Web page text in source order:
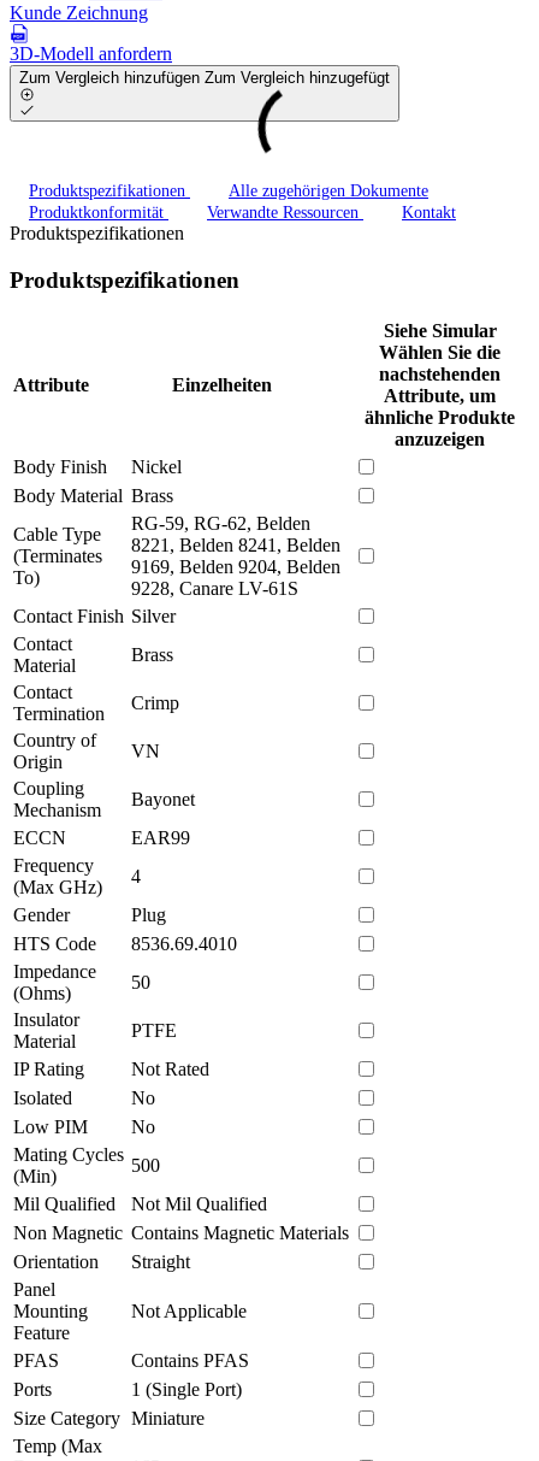
Kunde Zeichnung
3D-Modell anfordern
Zum Vergleich hinzufügen Zum Vergleich hinzugefügt
Produktspezifikationen
Alle zugehörigen Dokumente
Produktkonformität
Verwandte Ressourcen Kontakt
Produktspezifikationen
Produktspezifikationen
Attribute Einzelheiten
Siehe Simular
Wählen Sie die
nachstehenden
Attribute, um
ähnliche Produkte
anzuzeigen
Body Finish
Nickel
Body Material Brass
Cable Type
(Terminates
To)
RG-59, RG-62, Belden
8221, Belden 8241, Belden
9169, Belden 9204, Belden
9228, Canare LV-61S
Contact Finish Silver
Contact
Material
Brass
Contact
Termination
Crimp
Country of
Origin
VN
Coupling
Mechanism
Bayonet
ECCN
EAR99
Frequency
(Max GHz)
4
Gender
Plug
HTS Code
8536.69.4010
Impedance
(Ohms)
50
Insulator
Material
PTFE
IP Rating
Not Rated
Isolated
No
Low PIM
No
Mating Cycles
(Min)
500
Mil Qualified
Not Mil Qualified
Non Magnetic Contains Magnetic Materials
Orientation
Straight
Panel
Mounting
Feature
Not Applicable
PFAS
Contains PFAS
Ports
1 (Single Port)
Size Category Miniature
Temp (Max